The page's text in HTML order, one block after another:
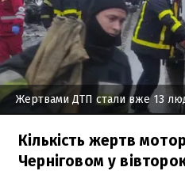
Жертвами ДТП стали вже 13
Кількість жертв
Черніговом у